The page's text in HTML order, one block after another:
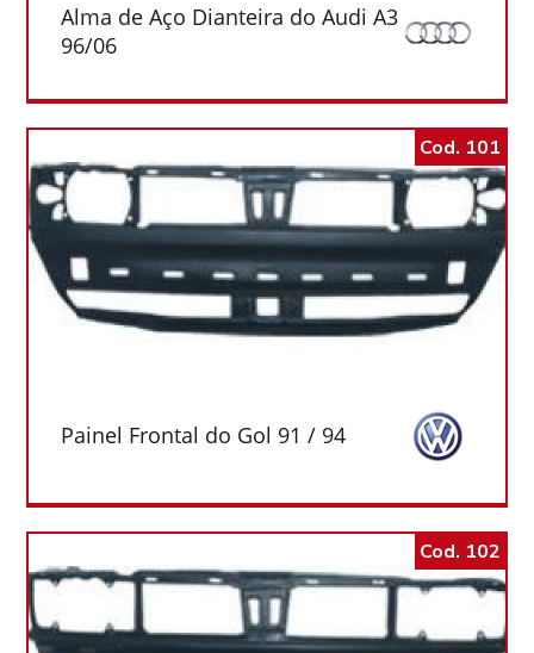
Alma de Aço Dianteira do Audi A3
96/06
Cod. 101
Painel Frontal do Gol 91 / 94
Cod. 102